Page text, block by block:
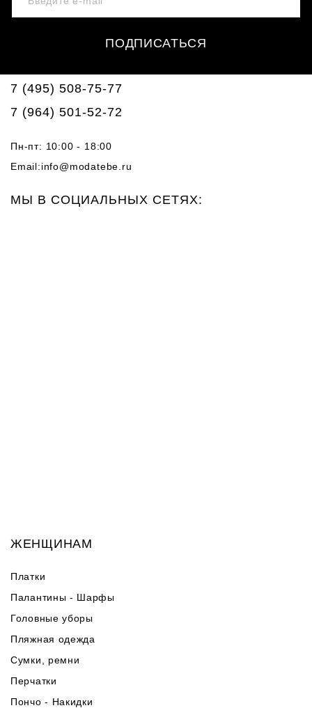
ПОДПИСАТЬСЯ
7 (495) 508-75-77
7 (964) 501-52-72
Пн-пт: 10:00 - 18:00
Email:info@modatebe.ru
МЫ В СОЦИАЛЬНЫХ СЕТЯХ:
ЖЕНЩИНАМ
Платки
Палантины - Шарфы
Головные уборы
Пляжная одежда
Сумки, ремни
Перчатки
Пончо - Накидки